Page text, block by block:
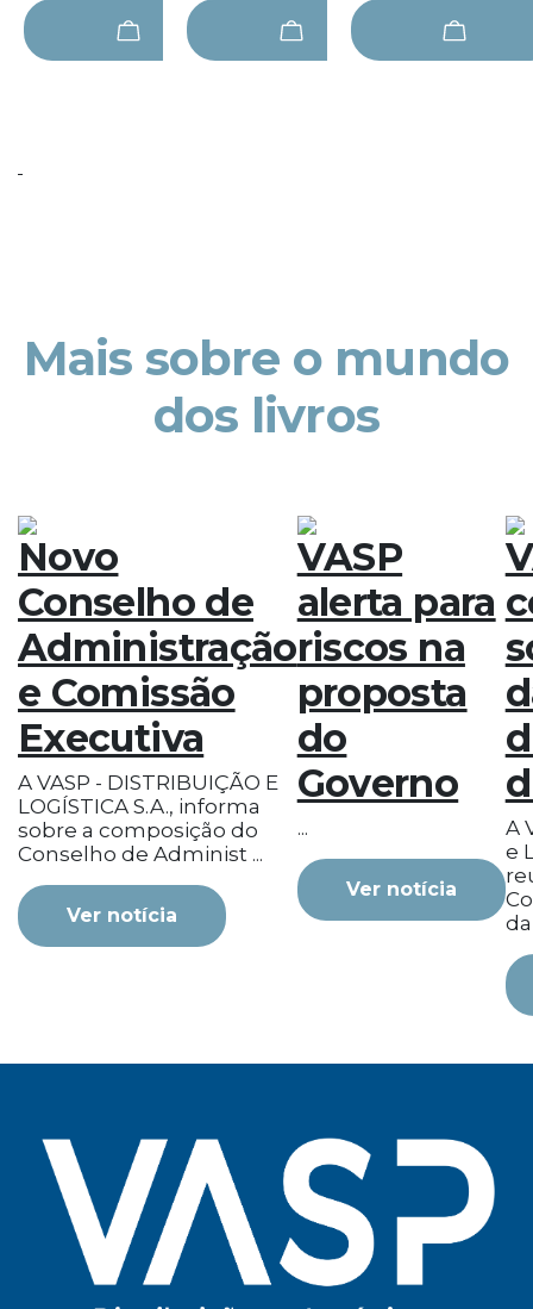
Mais sobre o mundo
dos livros
Novo
Conselho de
Administração
e Comissão
Executiva
A VASP - DISTRIBUIÇÃO E
LOGÍSTICA S.A., informa
sobre a composição do
Conselho de Administ ...
Ver notícia
VASP
alerta para
riscos na
proposta
do
Governo
...
Ver notícia
A
e